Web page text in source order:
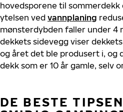
hovedsporene til sommerdekk
ytelsen ved vannplaning
mønsterdybden faller under 4
dekkets sidevegg viser
og året det ble produsert i, og
dekk som er 10 år gamle, selv
DE BESTE